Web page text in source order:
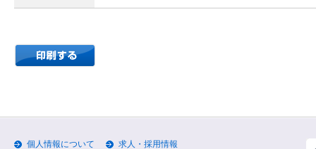
個人情報について 求人・採用情報